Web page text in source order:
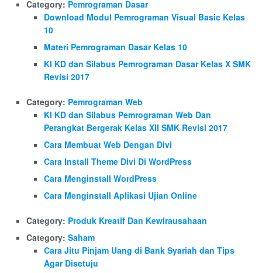
Category: Pemrograman Dasar
Download Modul Pemrograman Visual Basic Kelas
10
Materi Pemrograman Dasar Kelas 10
KI KD dan Silabus Pemrograman Dasar Kelas X SMK
Revisi 2017
Category: Pemrograman Web
KI KD dan Silabus Pemrograman Web Dan
Perangkat Bergerak Kelas XII SMK Revisi 2017
Cara Membuat Web Dengan Divi
Cara Install Theme Divi Di WordPress
Cara Menginstall WordPress
Cara Menginstall Aplikasi Ujian Online
Category: Produk Kreatif Dan Kewirausahaan
Category: Saham
Cara Jitu Pinjam Uang di Bank Syariah dan Tips
Agar Disetuju